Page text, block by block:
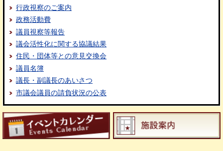
行政視察のご案内
政務活動費
議員視察等報告
議会活性化に関する協議結果
住民・団体等との意見交換会
議員名簿
議長・副議長のあいさつ
市議会議員の請負状況の公表